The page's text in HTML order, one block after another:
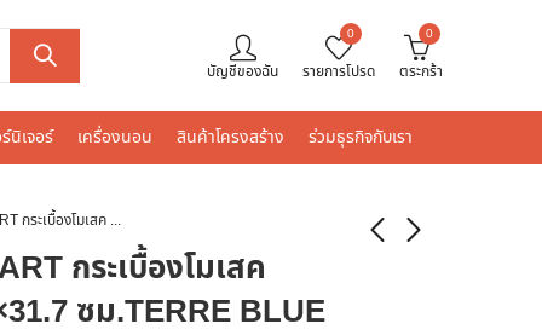
บัญชีของฉัน
0
รายการโปรด
0
ตระกร้า
นิเจอร์ เครื่องนอน สินค้าโครงสร้าง ร่วมธุรกิจกับเรา
GRANDHOMEMART กระเบื้องโมเสค VIDREPUR 30.7×31.7 ซม.TERRE BLUE 4703 HEX
กระเบื้องโมเสค
ซม.TERRE BLUE